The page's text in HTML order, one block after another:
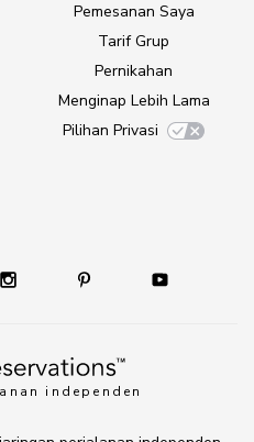
independen
Pemesanan Saya
Tarif Grup
Pernikahan
Menginap Lebih Lama
Pilihan Privasi